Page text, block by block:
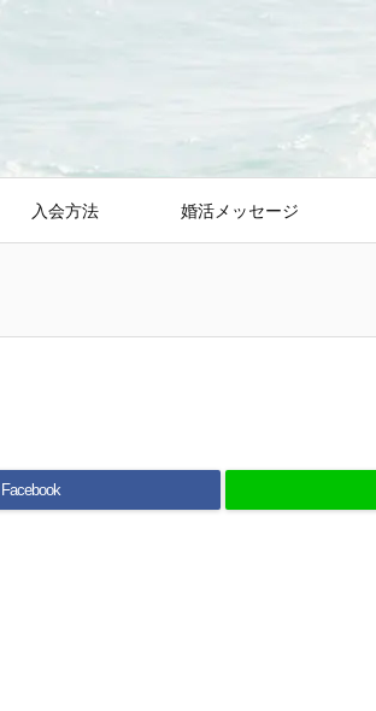
入会方法 婚活メッセージ
Facebook